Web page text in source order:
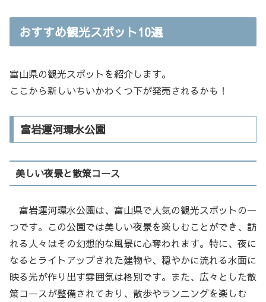
おすすめ観光スポット10選
富山県の観光スポットを紹介します。
ここから新しいちいかわくつ下が発売されるかも！
富岩運河環水公園
美しい夜景と散策コース
富岩運河環水公園は、富山県で人気の観光スポットの一
つです。この公園では美しい夜景を楽しむことができ、訪
れる人々はその幻想的な風景に心奪われます。特に、夜に
なるとライトアップされた建物や、穏やかに流れる水面に
映る光が作り出す雰囲気は格別です。また、広々とした散
策コースが整備されており、散歩やランニングを楽しむ